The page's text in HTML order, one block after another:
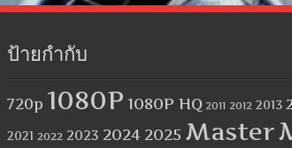
ป้ายกำกับ
720p 1080P 1080P HQ 2011 2012 2013
2021 2022 2023 2024 2025 Master